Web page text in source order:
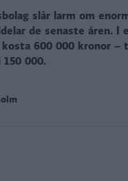
slår larm om
de senaste åren. I
600 000 kronor –
000.